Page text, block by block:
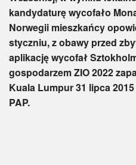
kandydaturę wycofało
Norwegii mieszkańcy
styczniu, z obawy przed
aplikację wycofał
gospodarzem ZIO 2022
Kuala Lumpur 31 lipca
PAP.